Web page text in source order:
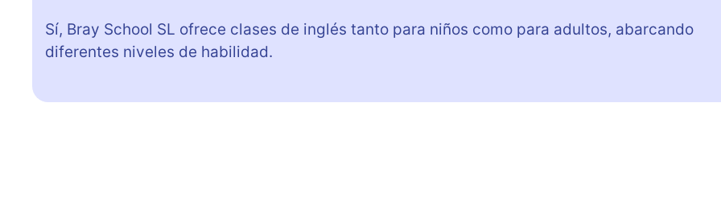
Sí, Bray School SL ofrece clases de inglés tanto para niños como para adultos, abarcando
diferentes niveles de habilidad.